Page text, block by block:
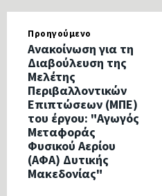
Προηγούμενο
Ανακοίνωση για τη
Διαβούλευση της
Μελέτης
Περιβαλλοντικών
Επιπτώσεων (ΜΠΕ)
του έργου: "Αγωγός
Μεταφοράς
Φυσικού Αερίου
(ΑΦΑ) Δυτικής
Μακεδονίας"